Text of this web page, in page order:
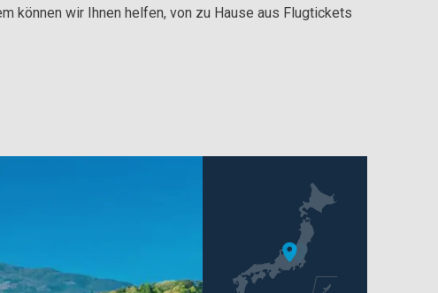
können wir Ihnen helfen, von zu Hause aus Flugtickets